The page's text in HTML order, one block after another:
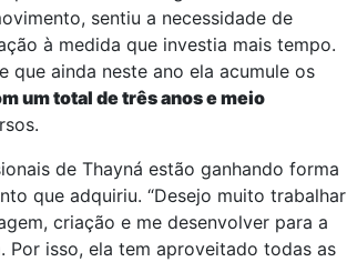
sentiu a necessidade de
à medida que investia mais tempo.
que ainda neste ano ela acumule os
um total de três anos e meio
de Thayná estão ganhando forma
que adquiriu. “Desejo muito trabalhar
criação e me desenvolver para a
Por isso, ela tem aproveitado todas as